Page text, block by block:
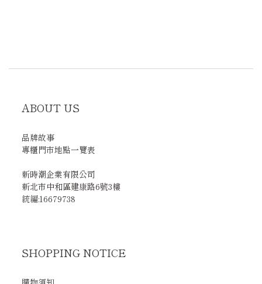
ABOUT US
品牌故事
專櫃門市地點一覽表
新時潮企業有限公司
新北市中和區建康路6號3樓
統編:16679738
SHOPPING NOTICE